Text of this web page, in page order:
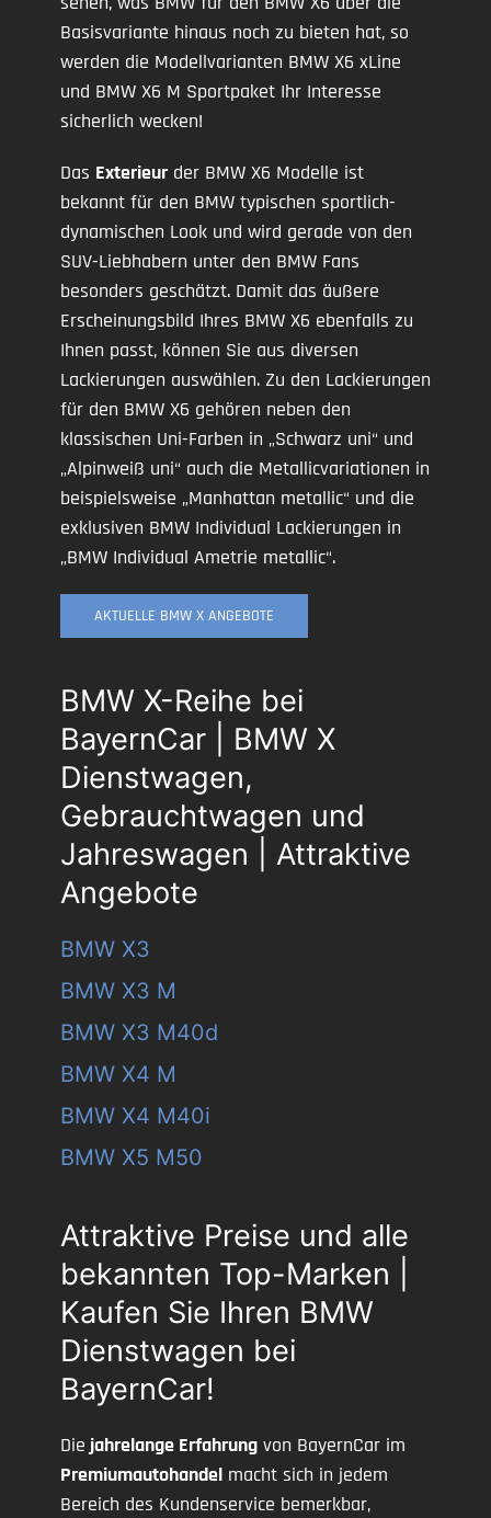
Basisvariante hinaus noch zu bieten hat, so
werden die Modellvarianten BMW X6 xLine
und BMW X6 M Sportpaket Ihr Interesse
sicherlich wecken!
Das Exterieur der BMW X6 Modelle ist
bekannt für den BMW typischen sportlich-
dynamischen Look und wird gerade von den
SUV-Liebhabern unter den BMW Fans
besonders geschätzt. Damit das äußere
Erscheinungsbild Ihres BMW X6 ebenfalls zu
Ihnen passt, können Sie aus diversen
Lackierungen auswählen. Zu den Lackierungen
für den BMW X6 gehören neben den
klassischen Uni-Farben in „Schwarz uni“ und
„Alpinweiß uni“ auch die Metallicvariationen in
beispielsweise „Manhattan metallic“ und die
exklusiven BMW Individual Lackierungen in
„BMW Individual Ametrie metallic“.
AKTUELLE BMW X ANGEBOTE
BMW X-Reihe bei
BayernCar | BMW X
Dienstwagen,
Gebrauchtwagen und
Jahreswagen | Attraktive
Angebote
BMW X3
BMW X3 M
BMW X3 M40d
BMW X4 M
BMW X4 M40i
BMW X5 M50
Attraktive Preise und alle
bekannten Top-Marken |
Kaufen Sie Ihren BMW
Dienstwagen bei
BayernCar!
Die jahrelange Erfahrung von BayernCar im
Premiumautohandel macht sich in jedem
Bereich des Kundenservice bemerkbar,